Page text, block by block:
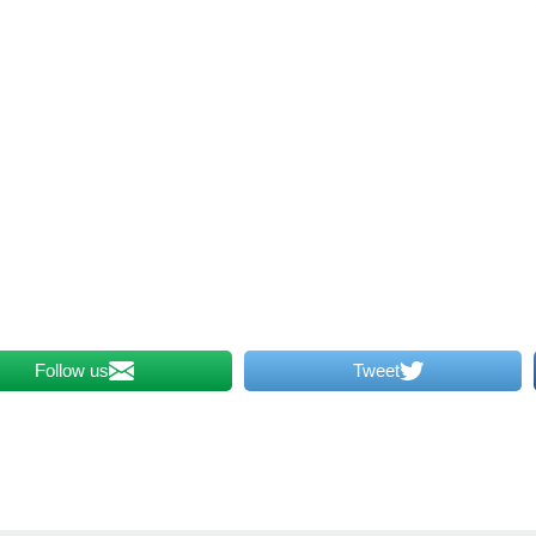
Tweet
Follow us